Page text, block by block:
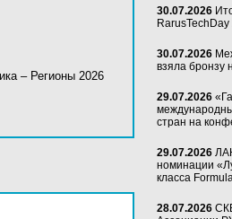
– Регионы 2026
30.07.2026
RarusTechDay
30.07.2026
взяла бронзу
29.07.2026
стран на
29.07.2026
номинации
класса
28.07.2026